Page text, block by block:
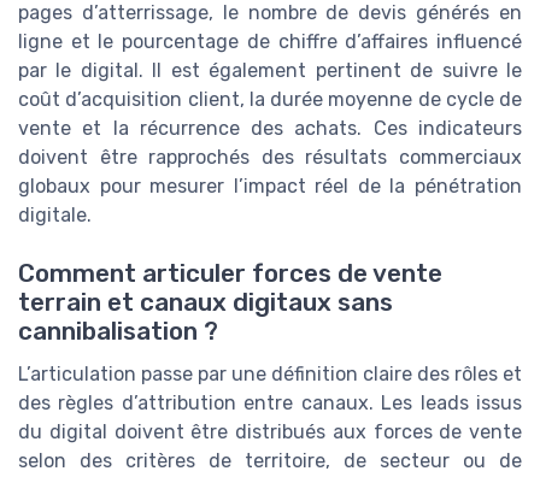
pages d’atterrissage, le nombre de devis générés en
ligne et le pourcentage de chiffre d’affaires influencé
par le digital. Il est également pertinent de suivre le
coût d’acquisition client, la durée moyenne de cycle de
vente et la récurrence des achats. Ces indicateurs
doivent être rapprochés des résultats commerciaux
globaux pour mesurer l’impact réel de la pénétration
digitale.
Comment articuler forces de vente
terrain et canaux digitaux sans
cannibalisation ?
L’articulation passe par une définition claire des rôles et
des règles d’attribution entre canaux. Les leads issus
du digital doivent être distribués aux forces de vente
selon des critères de territoire, de secteur ou de